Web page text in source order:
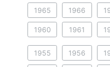
1965 1966
1960 1961
1955 1956